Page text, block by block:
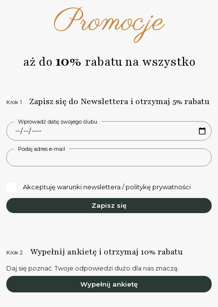
Promocje
aż do 10% rabatu na wszystko
Krok 1 Zapisz się do Newslettera i otrzymaj 5% rabatu
Wprowadź datę swojego ślubu
Podaj adres e-mail
Akceptuję warunki newslettera / politykę prywatności
Zapisz się
Krok 2 Wypełnij ankietę i otrzymaj 10% rabatu
Daj się poznać. Twoje odpowiedzi dużo dla nas znaczą.
Wypełnij ankietę